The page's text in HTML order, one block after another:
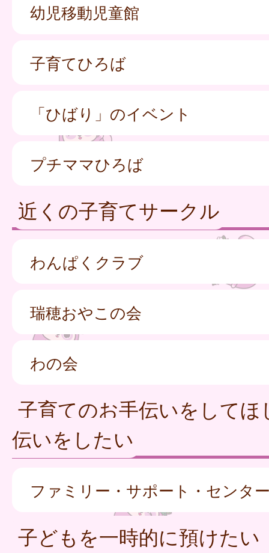
幼児移動児童館
子育てひろば
「ひばり」のイベント
プチママひろば
近くの子育てサークル
わんぱくクラブ
瑞穂おやこの会
わの会
子育てのお手伝いをしてほ
伝いをしたい
ファミリー・サポート・センタ
子どもを一時的に預けたい